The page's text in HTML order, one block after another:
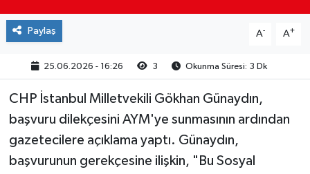
Paylaş A- A+
25.06.2026 - 16:26 3 Okunma Süresi: 3 Dk
CHP İstanbul Milletvekili Gökhan Günaydın,
başvuru dilekçesini AYM'ye sunmasının ardından
gazetecilere açıklama yaptı. Günaydın,
başvurunun gerekçesine ilişkin, "Bu Sosyal